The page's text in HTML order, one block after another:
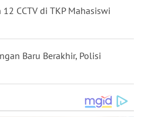
CCTV di TKP Mahasiswi
Baru Berakhir, Polisi